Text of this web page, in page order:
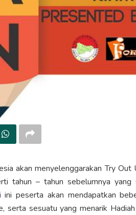
akan menyelenggarakan Try Out
tahun – tahun sebelumnya yang
ini peserta akan mendapatkan
serta sesuatu yang menarik